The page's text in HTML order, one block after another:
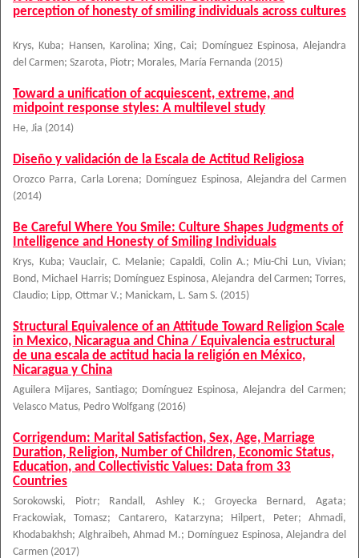
perception of honesty of smiling individuals across cultures
Krys, Kuba; Hansen, Karolina; Xing, Cai;
Domínguez Espinosa, Alejandra
del Carmen; Szarota, Piotr; Morales, María Fernanda (2015)
Toward a unification of acquiescent, extreme, and
midpoint response styles: A multilevel study
He, Jia (2014)
Diseño y validación de la Escala de Actitud Religiosa
Orozco Parra, Carla Lorena;
Domínguez Espinosa, Alejandra del Carmen
(2014)
Be Careful Where You Smile: Culture Shapes Judgments of
Intelligence and Honesty of Smiling Individuals
Krys, Kuba; Vauclair, C. Melanie; Capaldi, Colin A.; Miu-Chi Lun, Vivian;
Bond, Michael Harris; Domínguez Espinosa, Alejandra del Carmen; Torres,
Claudio; Lipp, Ottmar V.; Manickam, L. Sam S. (2015)
Structural Equivalence of an Attitude Toward Religion Scale
in Mexico, Nicaragua and China / Equivalencia estructural
de una escala de actitud hacia la religión en México,
Nicaragua y China
Aguilera Mijares, Santiago; Domínguez Espinosa, Alejandra del Carmen;
Velasco Matus, Pedro Wolfgang (2016)
Corrigendum: Marital Satisfaction, Sex, Age, Marriage
Duration, Religion, Number of Children, Economic Status,
Education, and Collectivistic Values: Data from 33
Countries
Sorokowski, Piotr; Randall, Ashley K.; Groyecka Bernard, Agata;
Frackowiak, Tomasz; Cantarero, Katarzyna; Hilpert, Peter;Ahmadi,
Khodabakhsh; Alghraibeh, Ahmad M.; Domínguez Espinosa, Alejandra del
Carmen (2017)